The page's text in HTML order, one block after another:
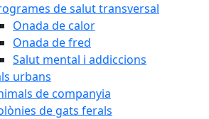
de salut transversal
Onada de calor
Onada de fred
Salut mental i addiccions
urbans
de companyia
de gats ferals